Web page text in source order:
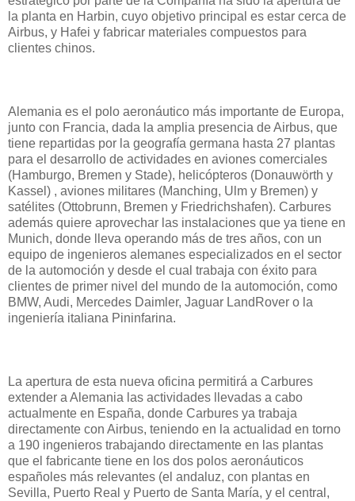
la planta en Harbin, cuyo objetivo principal es estar cerca de
Airbus, y Hafei y fabricar materiales compuestos para
clientes chinos.
Alemania es el polo aeronáutico más importante de Europa,
junto con Francia, dada la amplia presencia de Airbus, que
tiene repartidas por la geografía germana hasta 27 plantas
para el desarrollo de actividades en aviones comerciales
(Hamburgo, Bremen y Stade), helicópteros (Donauwörth y
Kassel) , aviones militares (Manching, Ulm y Bremen) y
satélites (Ottobrunn, Bremen y Friedrichshafen). Carbures
además quiere aprovechar las instalaciones que ya tiene en
Munich, donde lleva operando más de tres años, con un
equipo de ingenieros alemanes especializados en el sector
de la automoción y desde el cual trabaja con éxito para
clientes de primer nivel del mundo de la automoción, como
BMW, Audi, Mercedes Daimler, Jaguar LandRover o la
ingeniería italiana Pininfarina.
La apertura de esta nueva oficina permitirá a Carbures
extender a Alemania las actividades llevadas a cabo
actualmente en España, donde Carbures ya trabaja
directamente con Airbus, teniendo en la actualidad en torno
a 190 ingenieros trabajando directamente en las plantas
que el fabricante tiene en los dos polos aeronáuticos
españoles más relevantes (el andaluz, con plantas en
Sevilla, Puerto Real y Puerto de Santa María, y el central,